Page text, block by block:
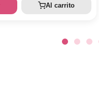
Al carrito